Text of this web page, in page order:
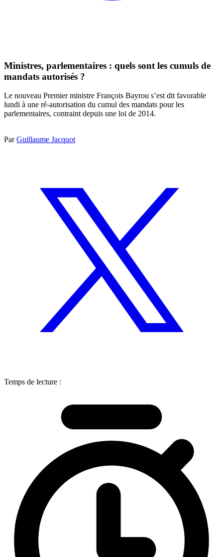
Ministres, parlementaires : quels sont les cumuls de
mandats autorisés ?
Le nouveau Premier ministre François Bayrou s’est dit favorable
lundi à une ré-autorisation du cumul des mandats pour les
parlementaires, contraint depuis une loi de 2014.
ParGuillaume Jacquot
Temps de lecture :